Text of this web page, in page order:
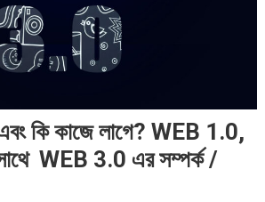
কি কাজে লাগে? WEB 1.0,
WEB 3.0 এর সম্পর্ক /